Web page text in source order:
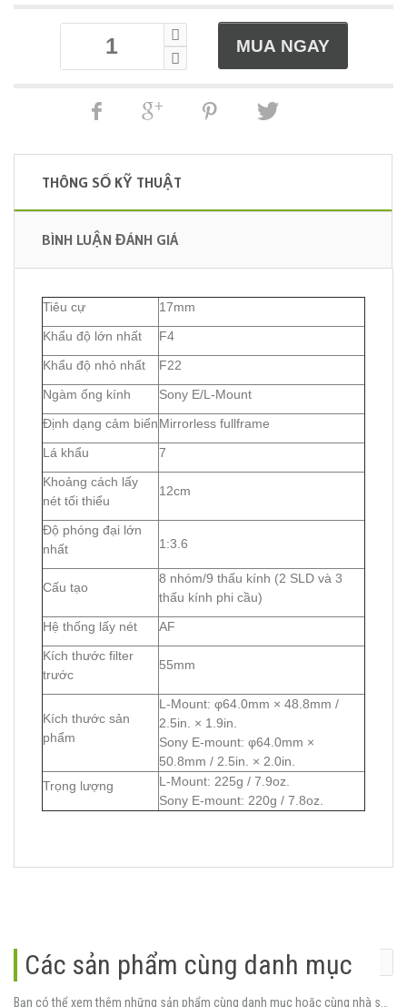
THÔNG SỐ KỸ THUẬT
BÌNH LUẬN ĐÁNH GIÁ
Tiêu cự
17mm
Khẩu độ lớn nhất
F4
Khẩu độ nhỏ nhất
F22
Ngàm ống kính
Sony E/L-Mount
Định dạng cảm biếnMirrorless fullframe
Lá khẩu
7
Khoảng cách lấy
nét tối thiểu
12cm
Độ phóng đại lớn
nhất
1:3.6
Cấu tạo
8 nhóm/9 thấu kính (2 SLD và 3
thấu kính phi cầu)
Hệ thống lấy nét
AF
Kích thước filter
trước
55mm
Kích thước sản
phẩm
L-Mount: φ64.0mm × 48.8mm /
2.5in. × 1.9in.
Sony E-mount: φ64.0mm ×
50.8mm / 2.5in. × 2.0in.
Trọng lượng
L-Mount: 225g / 7.9oz.
Sony E-mount: 220g / 7.8oz.
Các sản phẩm cùng danh mục